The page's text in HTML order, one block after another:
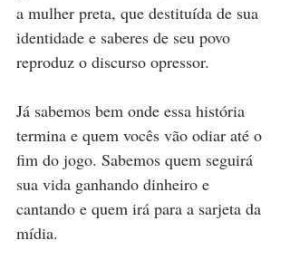
a mulher preta, que destituída de sua
identidade e saberes de seu povo
reproduz o discurso opressor.
Já sabemos bem onde essa história
termina e quem vocês vão odiar até o
fim do jogo. Sabemos quem seguirá
sua vida ganhando dinheiro e
cantando e quem irá para a sarjeta da
mídia.